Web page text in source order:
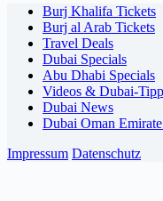
Burj Khalifa Tickets
Burj al Arab Tickets
Travel Deals
Dubai Specials
Abu Dhabi Specials
Videos & Dubai-
Dubai News
Dubai Oman
Impressum Datenschutz